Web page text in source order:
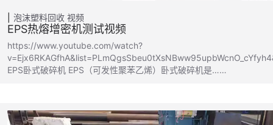
泡沫塑料回收 视频
EPS热熔增密机测试视频
https://www.youtube.com/watch?
EPS卧式破碎机 EPS（可发性聚苯乙烯）卧式破碎机是……